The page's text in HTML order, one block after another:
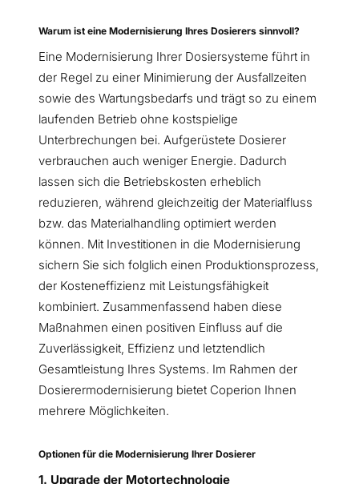
Warum ist eine Modernisierung Ihres Dosierers sinnvoll?
Eine Modernisierung Ihrer Dosiersysteme führt in
der Regel zu einer Minimierung der Ausfallzeiten
sowie des Wartungsbedarfs und trägt so zu einem
laufenden Betrieb ohne kostspielige
Unterbrechungen bei. Aufgerüstete Dosierer
verbrauchen auch weniger Energie. Dadurch
lassen sich die Betriebskosten erheblich
reduzieren, während gleichzeitig der Materialfluss
bzw. das Materialhandling optimiert werden
können. Mit Investitionen in die Modernisierung
sichern Sie sich folglich einen Produktionsprozess,
der Kosteneffizienz mit Leistungsfähigkeit
kombiniert. Zusammenfassend haben diese
Maßnahmen einen positiven Einfluss auf die
Zuverlässigkeit, Effizienz und letztendlich
Gesamtleistung Ihres Systems. Im Rahmen der
Dosierermodernisierung bietet Coperion Ihnen
mehrere Möglichkeiten.
Optionen für die Modernisierung Ihrer Dosierer
1. Upgrade der Motortechnologie